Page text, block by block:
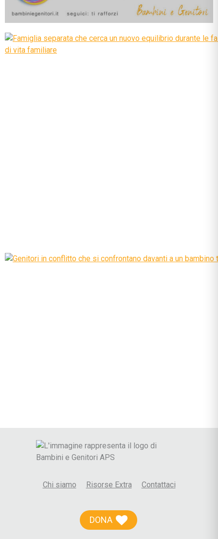
Chi siamo Risorse Extra Contattaci
DONA